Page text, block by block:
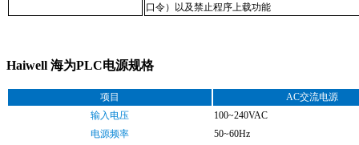
口令）以及禁止程序上载功能
Haiwell 海为PLC电源规格
项目
AC交流电源
输入电压
100~240VAC
电源频率
50~60Hz